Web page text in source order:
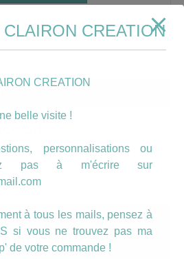
CREATION
CREATION
belle visite !
personnalisations ou
pas à m'écrire sur
à tous les mails, pensez à
si vous ne trouvez pas ma
de votre commande !